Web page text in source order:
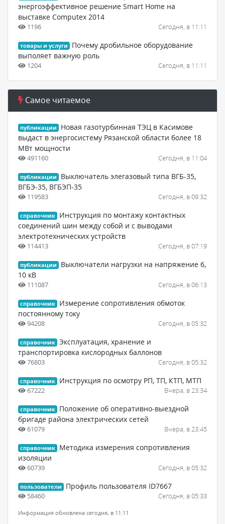
энергоэффективное решение Smart Home на
выставке Computex 2014
1196 Сегодня, в 11:11
товары и услуги
Почему дробильное оборудование
выполяет важную роль
1204 Сегодня, в 11:11
Самое читаемое
публикации
Новая газотурбинная ТЭЦ в Касимове
выдаст в энергосистему Рязанской области более 18
МВт мощности
491160 Сегодня, в 11:04
публикации
Выключатель элегазовый типа ВГБ-35,
ВГБЭ-35, ВГБЭП-35
119583 Сегодня, в 09:32
справочник
Инструкция по монтажу контактных
соединений шин между собой и с выводами
электротехнических устройств
114413 Сегодня, в 07:19
публикации
Выключатели нагрузки на напряжение 6,
10 кВ
111087 Сегодня, в 06:13
справочник
Измерение сопротивления обмоток
постоянному току
94208 Сегодня, в 05:32
справочник Эксплуатация, хранение и
транспортировка кислородных баллонов
76803 Сегодня, в 05:32
справочник Инструкция по осмотру РП, ТП, КТП, МТП
67222 Вчера, в 23:34
справочник
Положение об оперативно-выездной
бригаде района электрических сетей
61079 Вчера, в 23:45
справочник
Методика измерения сопротивления
изоляции
60739 Сегодня, в 05:32
пользователи Профиль пользователя ID7667
58460 Сегодня, в 05:33
Информация обновлена сегодня, в 11:11